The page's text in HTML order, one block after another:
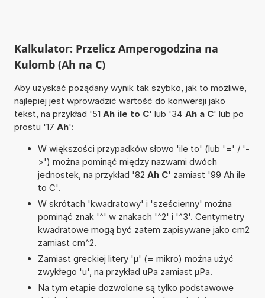
Kalkulator: Przelicz Amperogodzina na
Kulomb (Ah na C)
Aby uzyskać pożądany wynik tak szybko, jak to możliwe,
najlepiej jest wprowadzić wartość do konwersji jako
tekst, na przykład '51 Ah ile to C' lub '34 Ah a C' lub po
prostu '17 Ah':
W większości przypadków słowo 'ile to' (lub '=' / '-
>') można pominąć między nazwami dwóch
jednostek, na przykład '82 Ah C' zamiast '99 Ah ile
to C'.
W skrótach 'kwadratowy' i 'sześcienny' można
pominąć znak '^' w znakach '^2' i '^3'. Centymetry
kwadratowe mogą być zatem zapisywane jako cm2
zamiast cm^2.
Zamiast greckiej litery 'µ' (= mikro) można użyć
zwykłego 'u', na przykład uPa zamiast µPa.
Na tym etapie dozwolone są tylko podstawowe